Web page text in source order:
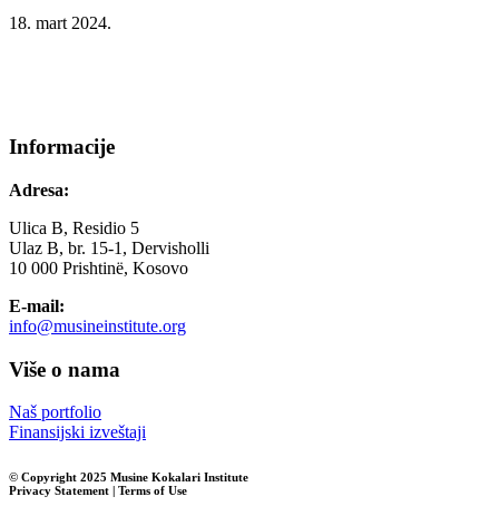
18. mart 2024.
Informacije
Adresa:
Ulica B, Residio 5
Ulaz B, br. 15-1, Dervisholli
10 000 Prishtinë, Kosovo
E-mail:
info@musineinstitute.org
Više o nama
Naš portfolio
Finansijski izveštaji
© Copyright 2025 Musine Kokalari Institute
Privacy Statement | Terms of Use